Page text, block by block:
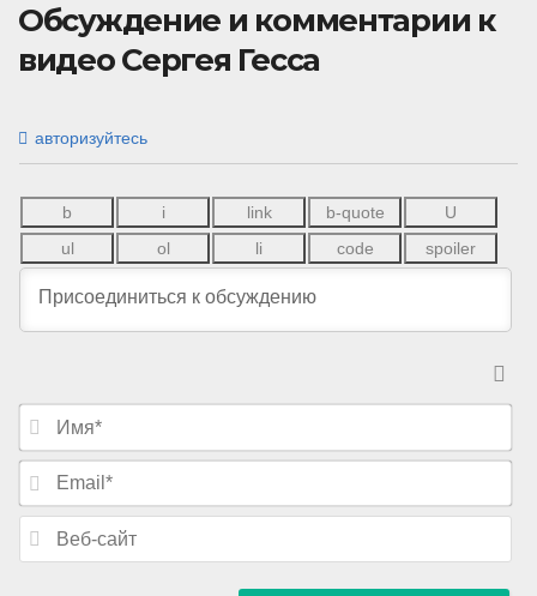
Обсуждение и комментарии к
видео Сергея Гесса
авторизуйтесь
И
я
E
a